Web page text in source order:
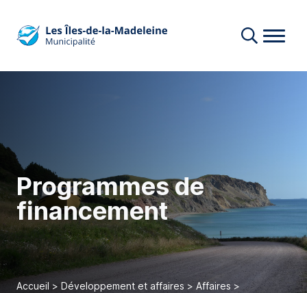
Programmes de
financement
Accueil > Développement et affaires > Affaires >